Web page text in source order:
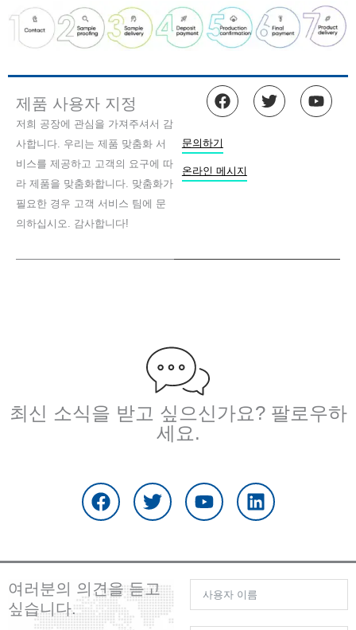
제품 사용자 지정
저희 공장에 관심을 가져주셔서 감
사합니다. 우리는 제품 맞춤화 서
비스를 제공하고 고객의 요구에 따
라 제품을 맞춤화합니다. 맞춤화가
필요한 경우 고객 서비스 팀에 문
의하십시오. 감사합니다!
F
a
e
b
o
트
위
유
튜
문의하기
온라인 메시지
최신 소식을 받고 싶으신가요? 팔로우하
세요.
a
c
e
o
o
k
위
터
튜
브
크
드
인
여러분의 의견을 듣고
싶습니다.